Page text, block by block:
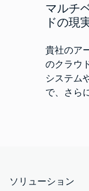
マルチ
ドの現
貴社のア
のクラウ
システム
で、さら
ソリューション